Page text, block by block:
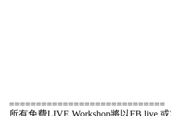
=============================
所有免費LIVE Workshop將以FB live 或